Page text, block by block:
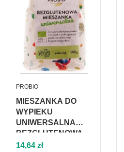
MIESZANKA DO
WYPIEKU
UNIWERSALNA
BEZGLUTENOWA
BIO 500 g - PROBIO
PRODUCENT
PROBIO
Cena
14,64 zł